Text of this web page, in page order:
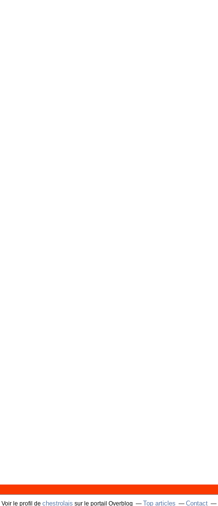
Voir le profil de chestrolais sur le portail Overblog Top articles Contact